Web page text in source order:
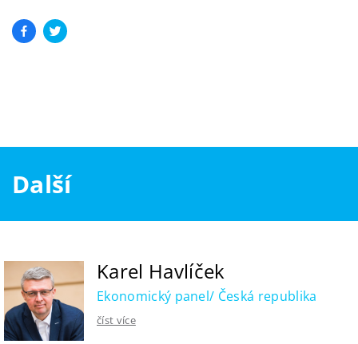
Další
Karel Havlíček
Ekonomický panel/ Česká republika
číst více